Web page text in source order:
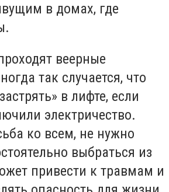
в домах, где
веерные
так случается, что
в лифте, если
электричество.
ко всем, не нужно
выбраться из
привести к травмам и